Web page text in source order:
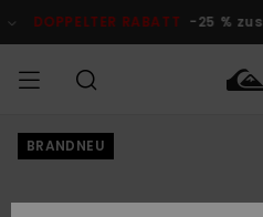
Produktinformation
DOPPELTER RABATT -25 %
MÄNNER
BRANDNEU